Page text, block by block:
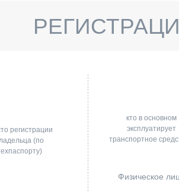
регистрации
(по
кто в основном
эксплуатирует
транспортное
Физическое